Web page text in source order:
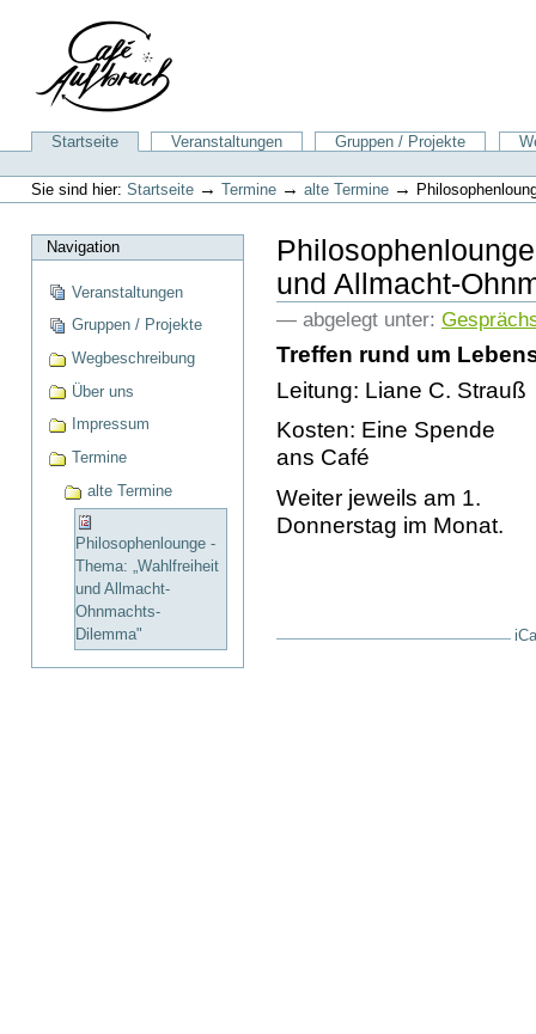
Navigation
SektionenStartseite Veranstaltungen Gruppen / Projekte
Benutzerspezifische
Werkzeuge
Sie sind hier: Startseite → Termine → alte Termine →
Navigation
Veranstaltungen
Gruppen / Projekte
Wegbeschreibung
Über uns
Impressum
Termine
alte Termine
Philosophenlounge -
Thema: „Wahlfreiheit
und Allmacht-
Ohnmachts-
Dilemma"
und Allmacht-
— abgelegt unter:
Treffen rund um
Leitung: Liane C. Strauß
Kosten: Eine Spende
ans Café
Weiter jeweils am 1.
Donnerstag im Monat.